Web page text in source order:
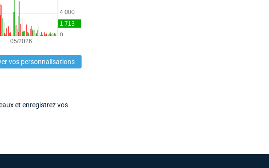
vos personnalisations
et enregistrez vos